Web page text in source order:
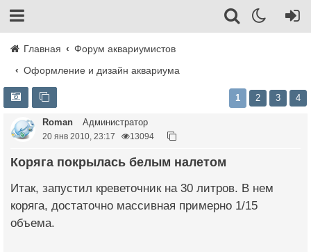
Главная
Форум аквариумистов
Оформление и дизайн аквариума
1 2 3 4
Roman Администратор
20 янв 2010, 23:17 13094
Коряга покрылась белым налетом
Итак, запустил креветочник на 30 литров. В нем
коряга, достаточно массивная примерно 1/15
объема.